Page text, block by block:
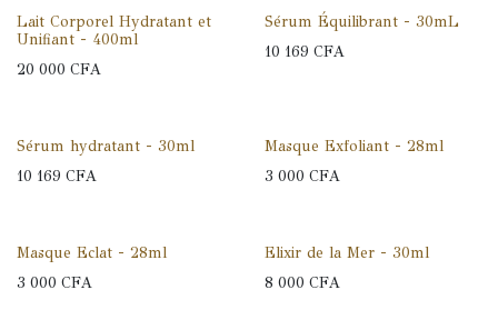
Lait Corporel Hydratant et
Unifiant - 400ml
20 000 CFA
Sérum Équilibrant - 30mL
10 169 CFA
Sérum hydratant - 30ml
10 169 CFA
Masque Exfoliant - 28ml
3 000 CFA
Masque Eclat - 28ml
3 000 CFA
Elixir de la Mer - 30ml
8 000 CFA